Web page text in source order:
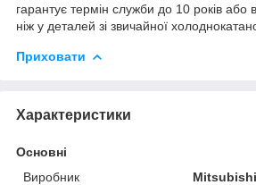
гарантує термін служби до 10 років або
ніж у деталей зі звичайної
Приховати
Характеристики
Основні
Виробник
Mitsubishi